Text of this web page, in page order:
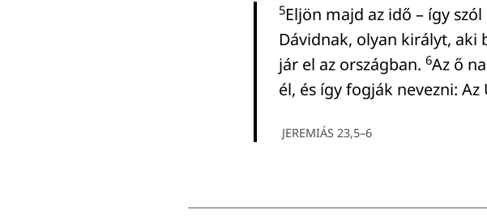
5Eljön majd az idő – így
Dávidnak, olyan királyt, aki
jár el az országban. 6Az ő
él, és így fogják nevezni: Az
JEREMIÁS 23,5–6